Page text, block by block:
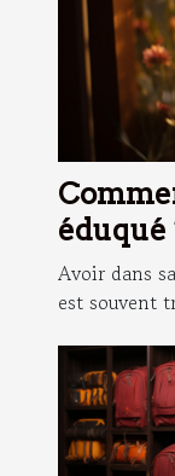
éduqué
Avoir dans
est souvent